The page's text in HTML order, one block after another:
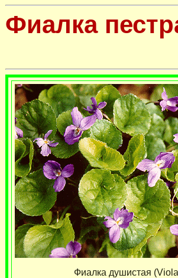
Фиалка
Фиалка душистая